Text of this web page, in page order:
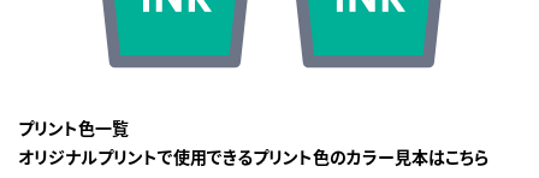
プリント色一覧
オリジナルプリントで使用できるプリント色のカラー見本はこちら